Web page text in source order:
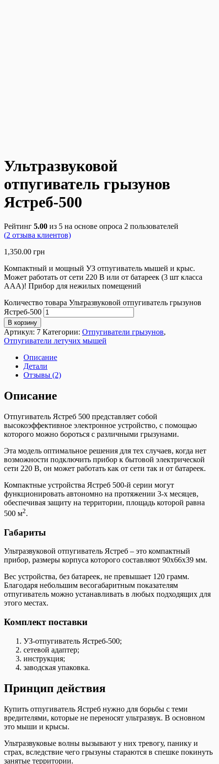
Ультразвуковой
отпугиватель грызунов
Ястреб-500
Рейтинг 5.00 из 5 на основе опроса 2 пользователей
(2 отзыва клиентов)
1,350.00 грн
Компактный и мощный УЗ отпугиватель мышей и крыс.
Может работать от сети 220 В или от батареек (3 шт класса
ААА)! Прибор для нежилых помещений
Количество товара Ультразвуковой отпугиватель грызунов
Ястреб-500
В корзину
Артикул: 7 Категории: Отпугиватели грызунов,
Отпугиватели летучих мышей
Описание
Детали
Отзывы (2)
Описание
Отпугиватель Ястреб 500 представляет собой
высокоэффективное электронное устройство, с помощью
которого можно бороться с различными грызунами.
Эта модель оптимальное решения для тех случаев, когда нет
возможности подключить прибор к бытовой электрической
сети 220 В, он может работать как от сети так и от батареек.
Компактные устройства Ястреб 500-й серии могут
функционировать автономно на протяжении 3-х месяцев,
обеспечивая защиту на территории, площадь которой равна
500 м2.
Габариты
Ультразвуковой отпугиватель Ястреб – это компактный
прибор, размеры корпуса которого составляют 90х66х39 мм.
Вес устройства, без батареек, не превышает 120 грамм.
Благодаря небольшим весогабаритным показателям
отпугиватель можно устанавливать в любых подходящих для
этого местах.
Комплект поставки
УЗ-отпугиватель Ястреб-500;
сетевой адаптер;
инструкция;
заводская упаковка.
Принцип действия
Купить отпугиватель Ястреб нужно для борьбы с теми
вредителями, которые не переносят ультразвук. В основном
это мыши и крысы.
Ультразвуковые волны вызывают у них тревогу, панику и
страх, вследствие чего грызуны стараются в спешке покинуть
занятые территории.